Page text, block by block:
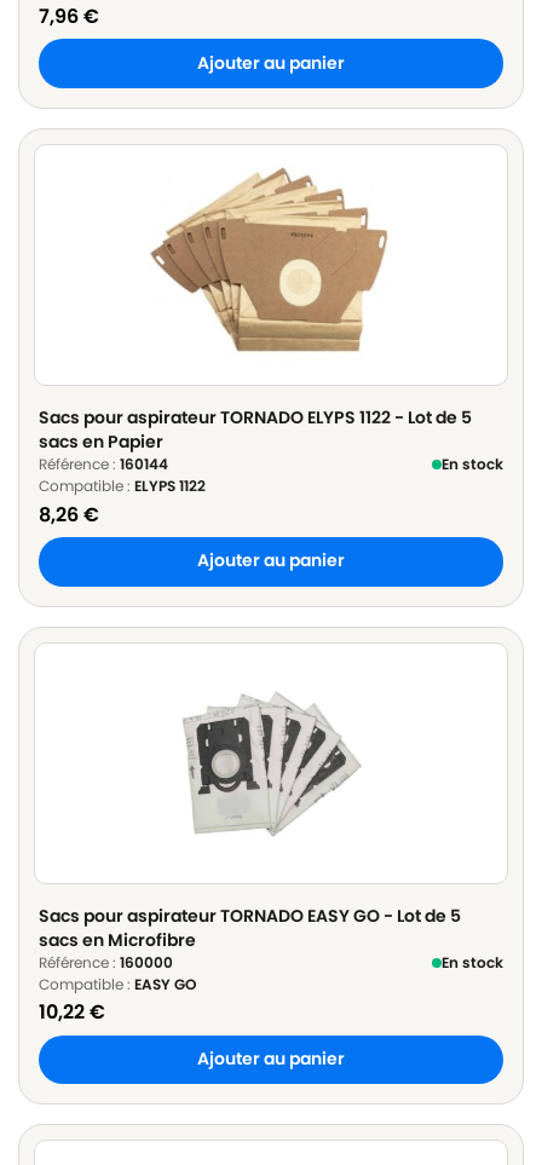
7,96€
Ajouter au panier
Sacs pour aspirateur TORNADO ELYPS 1122 - Lot de 5
sacs en Papier
Référence : 160144
En stock
Compatible : ELYPS 1122
8,26€
Ajouter au panier
Sacs pour aspirateur TORNADO EASY GO - Lot de 5
sacs en Microfibre
Référence : 160000
En stock
Compatible : EASY GO
10,22€
Ajouter au panier